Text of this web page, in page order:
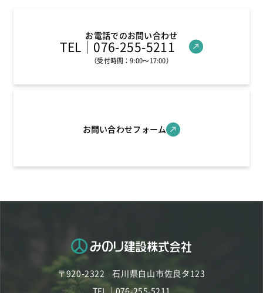
お電話でのお問い合わせ
TEL｜076-255-5211
（受付時間：9:00〜17:00）
お問い合わせフォーム
〒920-2322
石川県白山市佐良タ123